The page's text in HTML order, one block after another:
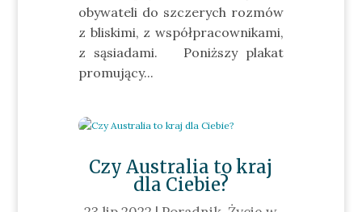
obywateli do szczerych rozmów
z bliskimi, z współpracownikami,
z sąsiadami. Poniższy plakat
promujący...
Czy Australia to kraj
dla Ciebie?